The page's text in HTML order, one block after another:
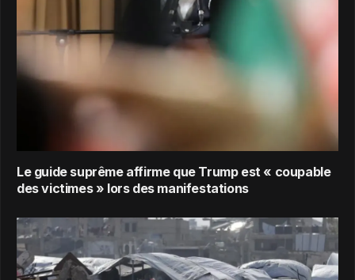
Le guide suprême affirme que Trump est « coupable
des victimes » lors des manifestations